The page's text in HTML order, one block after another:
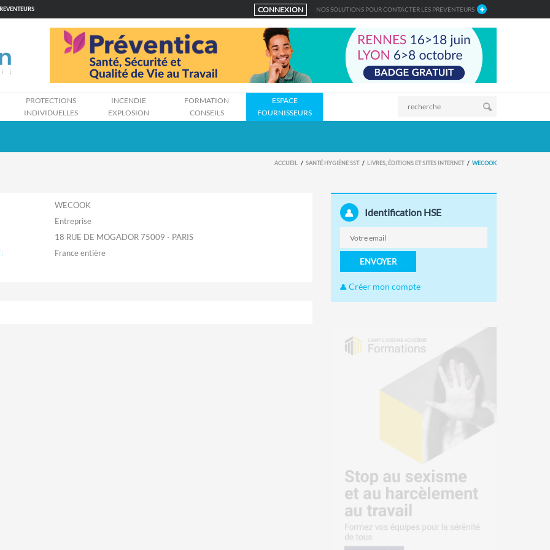
CONNEXION NOS SOLUTIONS POUR CONTACTER LES PREVENTEURS
PROTECTIONS
INDIVIDUELLES
INCENDIE
EXPLOSION
FORMATION
CONSEILS
ESPACE
FOURNISSEURS
ACCUEIL SANTÉ HYGIÈNE SST LIVRES, ÉDITIONS ET SITES INTERNET WECOOK
WECOOK
Entreprise
18 RUE DE MOGADOR 75009 - PARIS
:
Identification HSE
ENVOYER
Créer mon compte